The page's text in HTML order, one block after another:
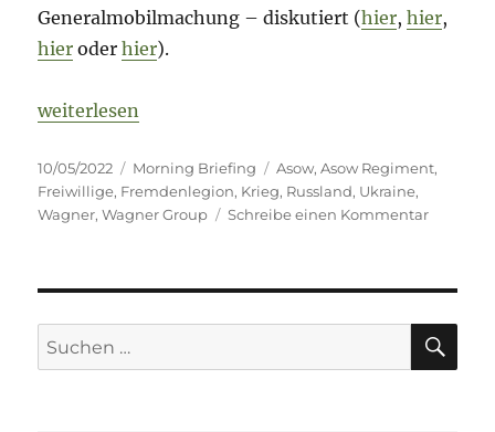
Generalmobilmachung – diskutiert (hier,hier,
hier oderhier).
„Fog of War – 10. Mai 2022 – Tag 76“
weiterlesen
Veröffentlicht
am
10/05/2022 Kategorien
Morning Briefing Schlagwörter
Asow,Asow Regiment,
Freiwillige, Fremdenlegion, Krieg, Russland, Ukraine,
Wagner,Wagner Group Schreibe einen Kommentarzu
10.
Mai
2022
Suche
nach: